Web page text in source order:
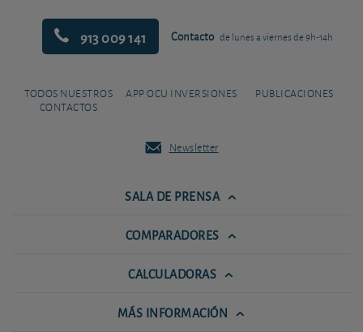
913 009 141 Contacto de lunes a viernes de 9h-14h
TODOS NUESTROS
CONTACTOS
APP OCU INVERSIONES PUBLICACIONES
Newsletter
SALA DE PRENSA
COMPARADORES
CALCULADORAS
MÁS INFORMACIÓN